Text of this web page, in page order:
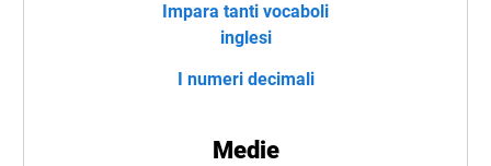
Impara tanti vocaboli
inglesi
I numeri decimali
Medie